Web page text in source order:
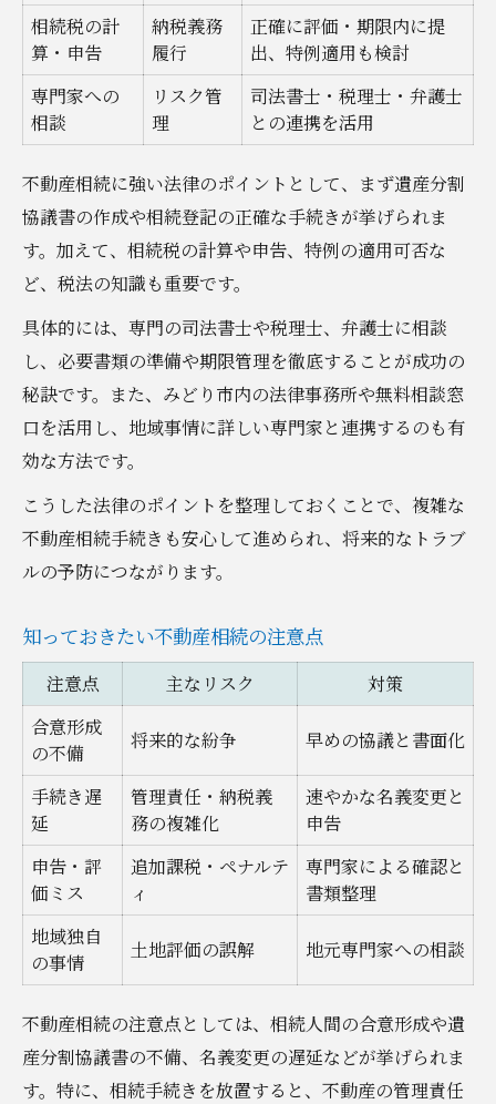
相続税の計
算・申告
納税義務
履行
正確に評価・期限内に提
出、特例適用も検討
専門家への
相談
リスク管
理
司法書士・税理士・弁護士
との連携を活用
不動産相続に強い法律のポイントとして、まず遺産分割
協議書の作成や相続登記の正確な手続きが挙げられま
す。加えて、相続税の計算や申告、特例の適用可否な
ど、税法の知識も重要です。
具体的には、専門の司法書士や税理士、弁護士に相談
し、必要書類の準備や期限管理を徹底することが成功の
秘訣です。また、みどり市内の法律事務所や無料相談窓
口を活用し、地域事情に詳しい専門家と連携するのも有
効な方法です。
こうした法律のポイントを整理しておくことで、複雑な
不動産相続手続きも安心して進められ、将来的なトラブ
ルの予防につながります。
知っておきたい不動産相続の注意点
注意点 主なリスク
対策
合意形成
の不備
将来的な紛争 早めの協議と書面化
手続き遅
延
管理責任・納税義
務の複雑化
速やかな名義変更と
申告
申告・評
価ミス
追加課税・ペナルテ
ィ
専門家による確認と
書類整理
地域独自
の事情
土地評価の誤解 地元専門家への相談
不動産相続の注意点としては、相続人間の合意形成や遺
産分割協議書の不備、名義変更の遅延などが挙げられま
す。特に、相続手続きを放置すると、不動産の管理責任